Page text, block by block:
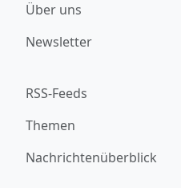
Über uns
Newsletter
RSS-Feeds
Themen
Nachrichtenüberblick